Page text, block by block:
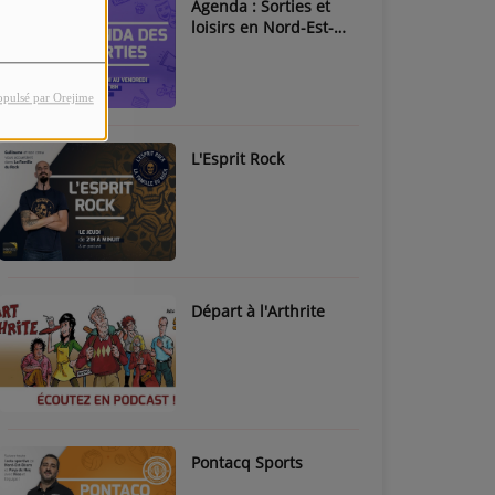
par Orejime
Agenda : Sorties et
loisirs en Nord-Est-
L'Esprit Rock
Départ à l'Arthrite
Pontacq Sports